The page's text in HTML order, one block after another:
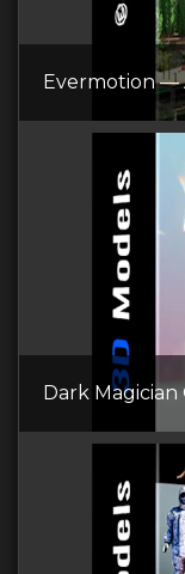
Evermotion —
Dark